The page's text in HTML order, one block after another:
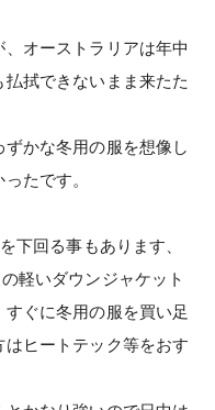
オーストラリアは年中
拭できないまま来たた
かな冬用の服を想像し
たです。
下回る事もあります、
軽いダウンジャケット
ぐに冬用の服を買い足
ヒートテック等をおす